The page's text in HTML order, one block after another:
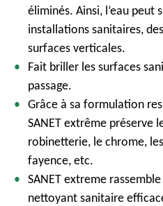
éliminés. Ainsi, l’eau peut
installations sanitaires,
surfaces verticales.
Fait briller les surfaces
passage.
Grâce à sa formulation
SANET extrême préserve
robinetterie, le chrome,
fayence, etc.
SANET extreme
nettoyant sanitaire